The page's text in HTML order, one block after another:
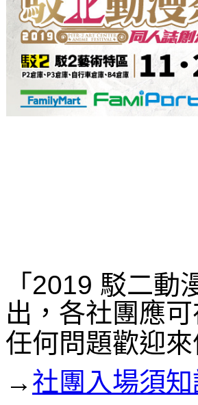
「2019 駁二
出，各社團應
任何問題歡迎
→ 社團入場須